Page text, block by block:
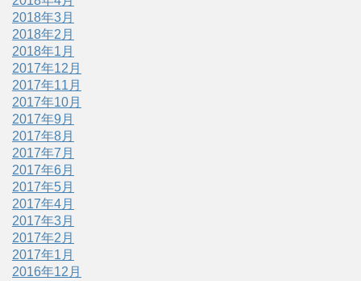
2018年3月
2018年2月
2018年1月
2017年12月
2017年11月
2017年10月
2017年9月
2017年8月
2017年7月
2017年6月
2017年5月
2017年4月
2017年3月
2017年2月
2017年1月
2016年12月